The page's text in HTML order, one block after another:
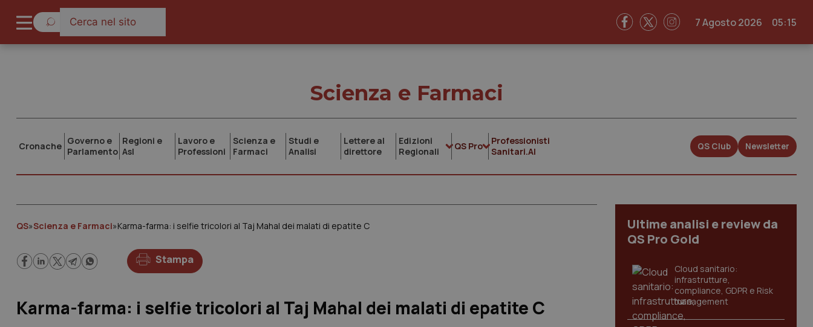
7 Agosto 2026 05:15
Scienza e Farmaci
Cronache Governo e
Parlamento
Regioni e
Asl
Lavoro e
Professioni
Scienza e
Farmaci
Studi e
Analisi
Lettere al
direttore
Edizioni
Regionali
QS Pro
Professionisti
Sanitari.AI
QS Club Newsletter
QS»Scienza e Farmaci»Karma-farma: i selfie tricolori al Taj Mahal dei malati di epatite C
Stampa
Karma-farma: i selfie tricolori al Taj Mahal dei malati di epatite C
Ultime analisi e review da
QS Pro Gold
Cloud sanitario:
infrastrutture,
compliance, GDPR e Risk
management